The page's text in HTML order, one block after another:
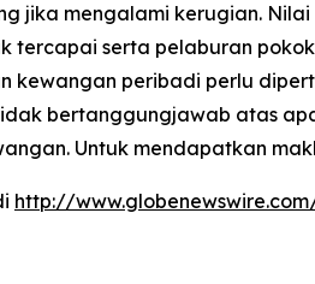
jika mengalami kerugian.
serta pelaburan
peribadi perlu
bertanggungjawab atas
Untuk mendapatkan
http://